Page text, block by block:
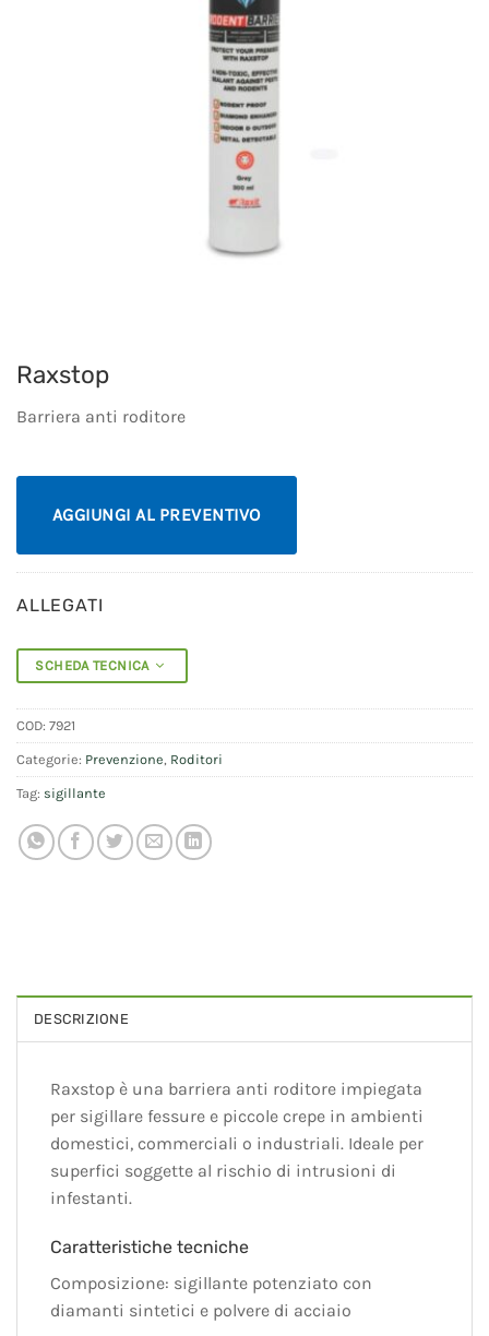
Raxstop
Barriera anti roditore
AGGIUNGI AL PREVENTIVO
ALLEGATI
SCHEDA TECNICA
COD: 7921
Categorie: Prevenzione Roditori
Tag: sigillante
DESCRIZIONE
Raxstop è una barriera anti roditore impiegata
per sigillare fessure e piccole crepe in ambienti
domestici, commerciali o industriali. Ideale per
superfici soggette al rischio di intrusioni di
infestanti.
Caratteristiche tecniche
Composizione: sigillante potenziato con
diamanti sintetici e polvere di acciaio